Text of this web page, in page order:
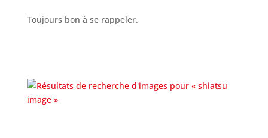
Toujours bon à se rappeler.